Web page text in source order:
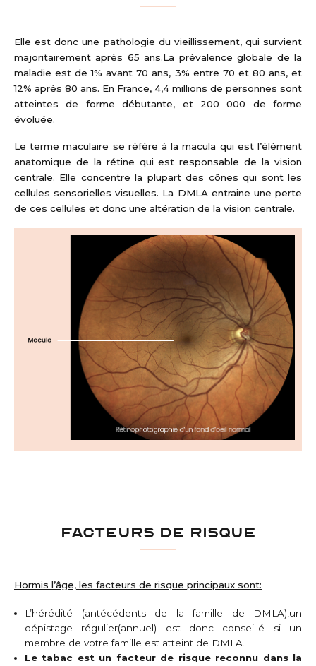
Elle est donc une pathologie du vieillissement, qui survient
majoritairement après 65 ans.La prévalence globale de la
maladie est de 1% avant 70 ans, 3% entre 70 et 80 ans, et
12% après 80 ans. En France, 4,4 millions de personnes sont
atteintes de forme débutante, et 200 000 de forme
évoluée.
Le terme maculaire se réfère à la macula qui est l’élément
anatomique de la rétine qui est responsable de la vision
centrale. Elle concentre la plupart des cônes qui sont les
cellules sensorielles visuelles. La DMLA entraine une perte
de ces cellules et donc une altération de la vision centrale.
FACTEURS DE RISQUE
Hormis l’âge, les facteurs de risque principaux sont:
L’hérédité (antécédents de la famille de DMLA),un
dépistage régulier(annuel) est donc conseillé si un
membre de votre famille est atteint de DMLA.
Le tabac est un facteur de risque reconnu dans la